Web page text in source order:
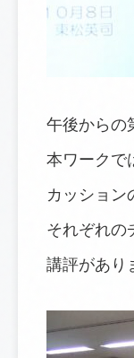
午後からの
本ワークで
カッション
それぞれの
講評があり